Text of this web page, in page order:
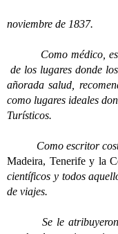
noviembre de 1837.
Como médico,
de los lugares donde
añorada salud,
como lugares ideales
Turísticos.
Como escritor
Madeira, Tenerife y la
científicos y todos
de viajes.
Se le atribuyeron